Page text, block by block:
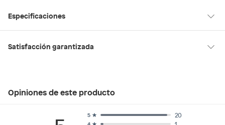
Especificaciones
Condicion del
Tipo de ajuste
Satisfacción garantizada
Sin embargo, tenemos categorías que cuentan con plazos
Opiniones de este producto
5 20